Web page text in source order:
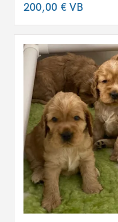
200,00 €VB